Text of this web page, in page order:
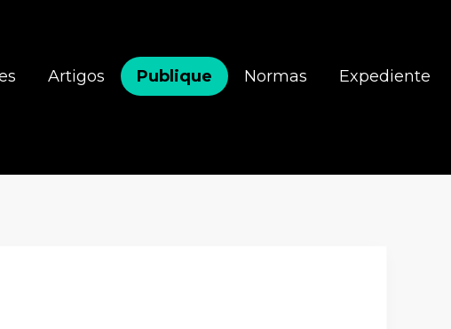
Artigos Publique Normas Expediente